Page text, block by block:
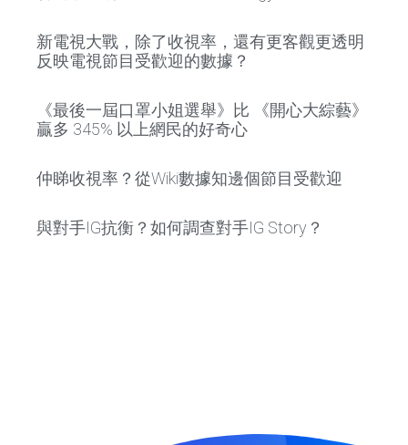
新電視大戰，除了收視率，還有更客觀更透明
反映電視節目受歡迎的數據？
《最後一屆口罩小姐選舉》比 《開心大綜藝》
贏多 345% 以上網民的好奇心
仲睇收視率？從Wiki數據知邊個節目受歡迎
與對手IG抗衡？如何調查對手IG Story？